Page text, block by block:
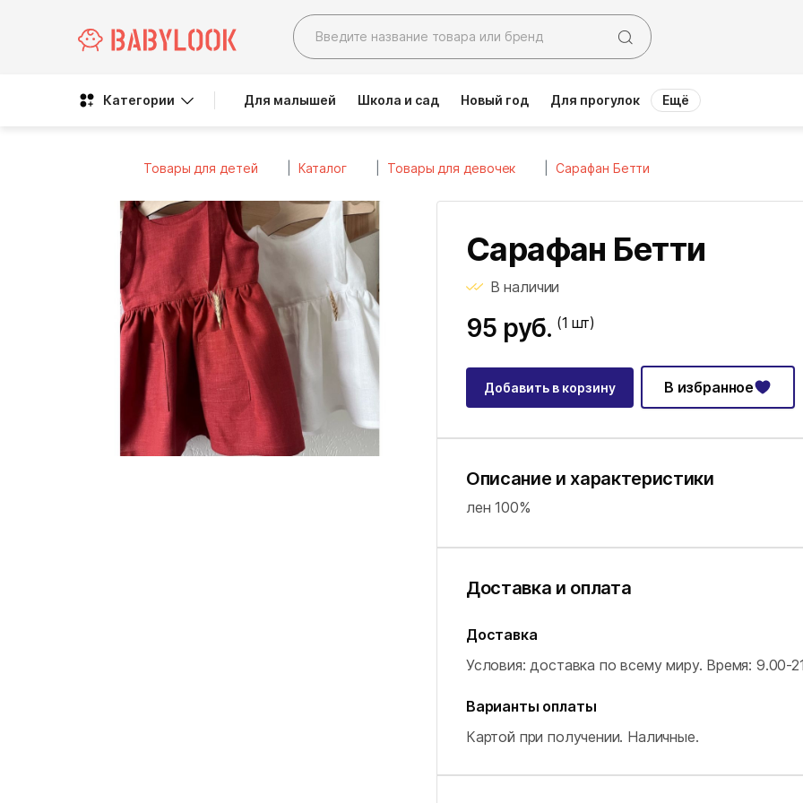
Категории Для малышей Школа и сад Новый год Для прогулок Ещё
Товары для детей Каталог Товары для девочек Сарафан Бетти
Сарафан Бетти
В наличии
95 руб. (1 шт)
Добавить в корзину В избранное
Описание и характеристики
лен 100%
Доставка и оплата
Доставка
Условия: доставка по всему миру. Время: 9.00-
Варианты оплаты
Картой при получении. Наличные.